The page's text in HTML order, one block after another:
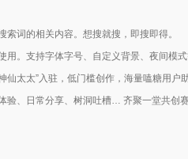
词的相关内容。想搜就搜，即搜即得。
。支持字体字号、自定义背景、夜间模
仙太太”入驻，低门槛创作，海量嗑糖用户
验、日常分享、树洞吐槽… 齐聚一堂共创